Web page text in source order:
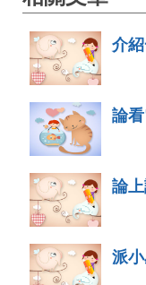
介紹
論
論
派